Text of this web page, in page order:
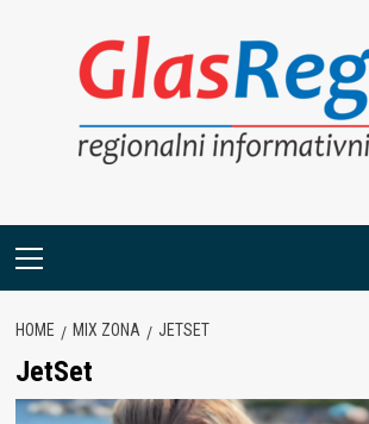
Primary
HOME MIX ZONA JETSET
JetSet